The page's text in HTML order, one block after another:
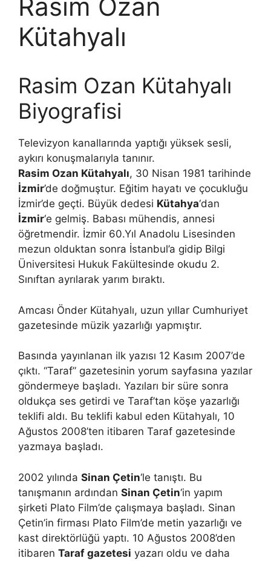
Rasim Ozan
Kütahyalı
Rasim Ozan Kütahyalı
Biyografisi
Televizyon kanallarında yaptığı yüksek sesli,
aykırı konuşmalarıyla tanınır.
Rasim Ozan Kütahyalı, 30 Nisan 1981 tarihinde
İzmir’de doğmuştur. Eğitim hayatı ve çocukluğu
İzmir’de geçti. Büyük dedesi Kütahya‘dan
İzmir‘e gelmiş. Babası mühendis, annesi
öğretmendir. İzmir 60.Yıl Anadolu Lisesinden
mezun olduktan sonra İstanbul’a gidip Bilgi
Üniversitesi Hukuk Fakültesinde okudu 2.
Sınıftan ayrılarak yarım bıraktı.
Amcası Önder Kütahyalı, uzun yıllar Cumhuriyet
gazetesinde müzik yazarlığı yapmıştır.
Basında yayınlanan ilk yazısı 12 Kasım 2007’de
çıktı. “Taraf” gazetesinin yorum sayfasına yazılar
göndermeye başladı. Yazıları bir süre sonra
oldukça ses getirdi ve Taraf’tan köşe yazarlığı
teklifi aldı. Bu teklifi kabul eden Kütahyalı, 10
Ağustos 2008’ten itibaren Taraf gazetesinde
yazmaya başladı.
2002 yılında Sinan Çetin‘le tanıştı. Bu
tanışmanın ardından Sinan Çetin‘in yapım
şirketi Plato Film’de çalışmaya başladı. Sinan
Çetin’in firması Plato Film’de metin yazarlığı ve
kast direktörlüğü yaptı. 10 Ağustos 2008’den
itibaren Taraf gazetesi yazarı oldu ve daha